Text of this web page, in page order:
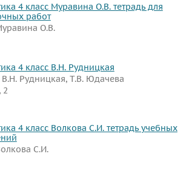
4 класс Муравина О.В. тетрадь для
работ
О.В.
4 класс В.Н. Рудницкая
В.Н. Рудницкая, Т.В. Юдачева
2
4 класс Волкова С.И. тетрадь учебных
С.И.